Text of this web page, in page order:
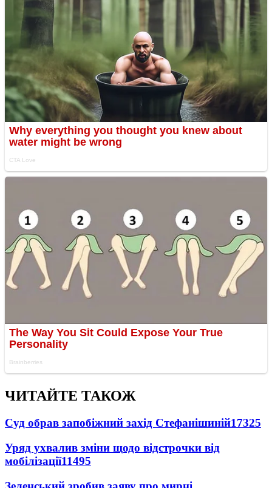
ЧИТАЙТЕ ТАКОЖ
Суд обрав запобіжний захід Стефанішиній17325
Уряд ухвалив зміни щодо відстрочки від
мобілізації11495